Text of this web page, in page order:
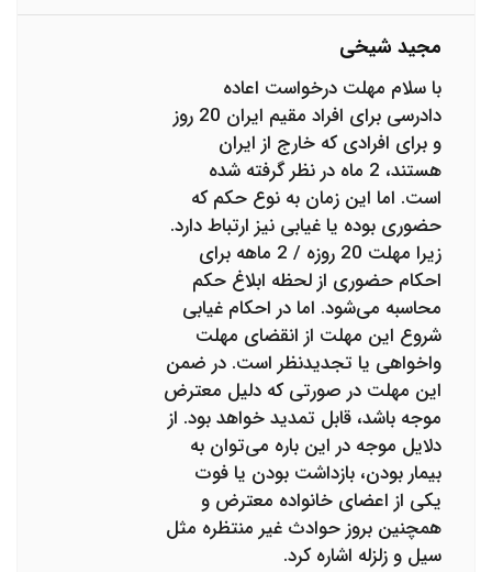
مجید شیخی
با سلام مهلت درخواست اعاده
دادرسی برای افراد مقیم ایران 20 روز
و برای افرادی که خارج از ایران
هستند، 2 ماه در نظر گرفته شده
است. اما این زمان به نوع حکم که
حضوری بوده یا غیابی نیز ارتباط دارد.
زیرا مهلت 20 روزه / 2 ماهه برای
احکام حضوری از لحظه ابلاغ حکم
محاسبه می‌شود. اما در احکام غیابی
شروع این مهلت از انقضای مهلت
واخواهی یا تجدیدنظر است. در ضمن
این مهلت در صورتی که دلیل معترض
موجه باشد، قابل تمدید خواهد بود. از
دلایل موجه در این باره می‌توان به
بیمار بودن، بازداشت بودن یا فوت
یکی از اعضای خانواده معترض و
همچنین بروز حوادث غیر منتظره مثل
سیل و زلزله اشاره کرد.